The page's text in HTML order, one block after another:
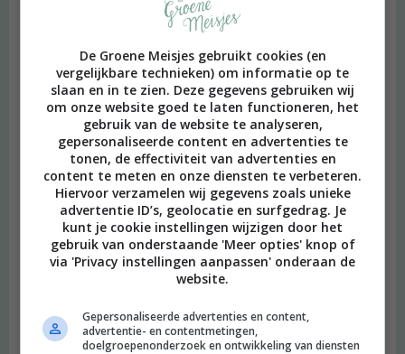
Heimwee
De Groene Meisjes gebruikt cookies (en
vergelijkbare technieken) om informatie op te
slaan en in te zien. Deze gegevens gebruiken wij
om onze website goed te laten functioneren, het
gebruik van de website te analyseren,
gepersonaliseerde content en advertenties te
tonen, de effectiviteit van advertenties en
content te meten en onze diensten te verbeteren.
Hiervoor verzamelen wij gegevens zoals unieke
advertentie ID’s, geolocatie en surfgedrag. Je
kunt je cookie instellingen wijzigen door het
gebruik van onderstaande 'Meer opties' knop of
via 'Privacy instellingen aanpassen' onderaan de
website.
Gepersonaliseerde advertenties en content,
advertentie- en contentmetingen,
doelgroepenonderzoek en ontwikkeling van diensten